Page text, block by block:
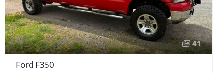
41
Ford F350